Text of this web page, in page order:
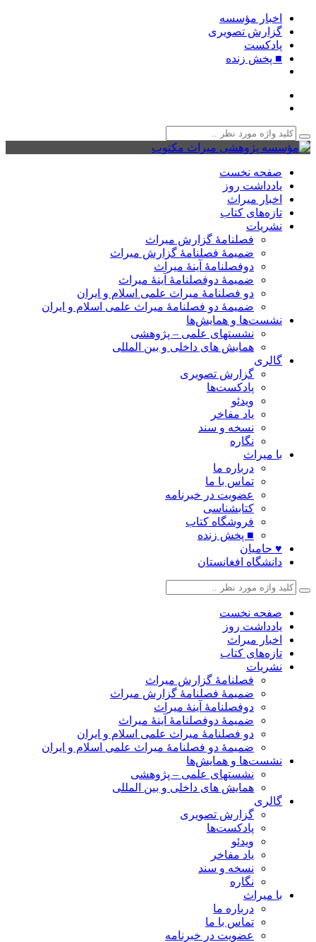
اخبار مؤسسه
گزارش تصویری
پادکست‌
■ پخش زنده
صفحه نخست
یادداشت روز
اخبار میراث
تازه‌های کتاب
نشریات
فصلنامۀ گزارش میراث
ضمیمۀ فصلنامۀ گزارش میراث
دوفصلنامۀ آینۀ میراث
ضمیمۀ دوفصلنامۀ آینۀ میراث
دو فصلنامۀ میراث علمی اسلام و ایران
ضمیمۀ دو فصلنامۀ میراث علمی اسلام و ایران
نشست‌ها و همایش‌ها
نشستهای علمی – پژوهشی
همایش های داخلی و بین المللی
گالری
گزارش تصویری
پادکست‌ها
ویدئو
یاد مفاخر
نسخه و سند
نگاره
با میراث
درباره ما
تماس با ما
عضویت در خبرنامه
کتابشناسی
فروشگاه کتاب
■ پخش زنده
♥ حامیان
دانشگاه افغانستان
صفحه نخست
یادداشت روز
اخبار میراث
تازه‌های کتاب
نشریات
فصلنامۀ گزارش میراث
ضمیمۀ فصلنامۀ گزارش میراث
دوفصلنامۀ آینۀ میراث
ضمیمۀ دوفصلنامۀ آینۀ میراث
دو فصلنامۀ میراث علمی اسلام و ایران
ضمیمۀ دو فصلنامۀ میراث علمی اسلام و ایران
نشست‌ها و همایش‌ها
نشستهای علمی – پژوهشی
همایش های داخلی و بین المللی
گالری
گزارش تصویری
پادکست‌ها
ویدئو
یاد مفاخر
نسخه و سند
نگاره
با میراث
درباره ما
تماس با ما
عضویت در خبرنامه